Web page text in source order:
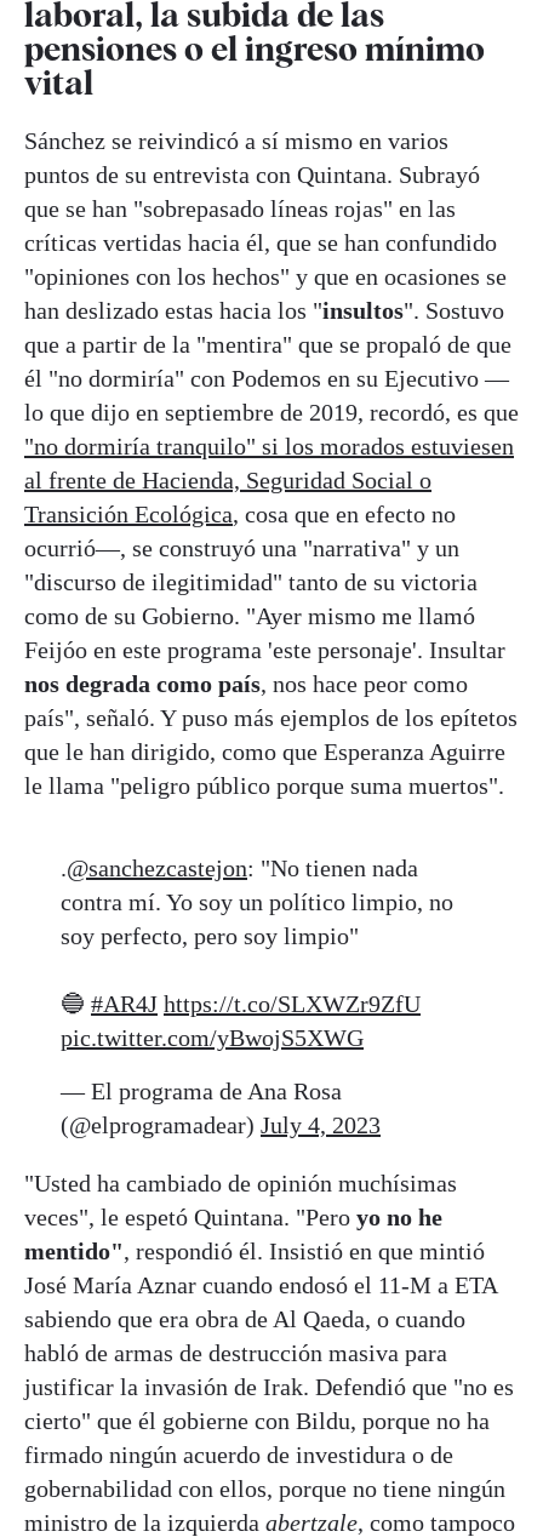
laboral, la subida de las
pensiones o el ingreso mínimo
vital
Sánchez se reivindicó a sí mismo en varios
puntos de su entrevista con Quintana. Subrayó
que se han "sobrepasado líneas rojas" en las
críticas vertidas hacia él, que se han confundido
"opiniones con los hechos" y que en ocasiones se
han deslizado estas hacia los "insultos". Sostuvo
que a partir de la "mentira" que se propaló de que
él "no dormiría" con Podemos en su Ejecutivo —
lo que dijo en septiembre de 2019, recordó, es que
"no dormiría tranquilo" si los morados estuviesen
al frente de Hacienda, Seguridad Social o
Transición Ecológica, cosa que en efecto no
ocurrió—, se construyó una "narrativa" y un
"discurso de ilegitimidad" tanto de su victoria
como de su Gobierno. "Ayer mismo me llamó
Feijóo en este programa 'este personaje'. Insultar
nos degrada como país, nos hace peor como
país", señaló. Y puso más ejemplos de los epítetos
que le han dirigido, como que Esperanza Aguirre
le llama "peligro público porque suma muertos".
.@sanchezcastejon: "No tienen nada
contra mí. Yo soy un político limpio, no
soy perfecto, pero soy limpio"
🔵 #AR4J https://t.co/SLXWZr9ZfU
pic.twitter.com/yBwojS5XWG
— El programa de Ana Rosa
(@elprogramadear) July 4, 2023
"Usted ha cambiado de opinión muchísimas
veces", le espetó Quintana. "Pero yo no he
mentido", respondió él. Insistió en que mintió
José María Aznar cuando endosó el 11-M a ETA
sabiendo que era obra de Al Qaeda, o cuando
habló de armas de destrucción masiva para
justificar la invasión de Irak. Defendió que "no es
cierto" que él gobierne con Bildu, porque no ha
firmado ningún acuerdo de investidura o de
gobernabilidad con ellos, porque no tiene ningún
ministro de la izquierda abertzale, como tampoco